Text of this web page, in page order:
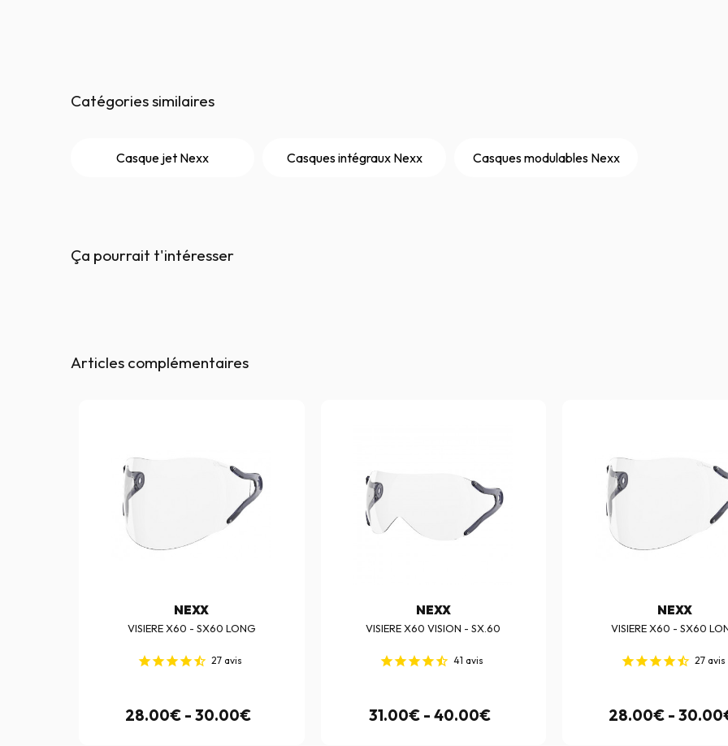
Catégories similaires
Casque jet Nexx Casques intégraux Nexx Casques modulables Nexx
Ça pourrait t'intéresser
Articles complémentaires
NEXX
VISIERE X60 - SX60 LONG
27avis
28.00€ - 30.00€
NEXX
VISIERE X60 VISION - SX.60
41 avis
31.00€ - 40.00€
NEXX
VISIERE X60 - SX60
27avis
28.00€ -